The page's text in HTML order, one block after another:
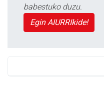
babestuko duzu.
Egin AIURRIkide!